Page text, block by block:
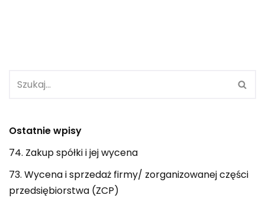
Ostatnie wpisy
74. Zakup spółki i jej wycena
73. Wycena i sprzedaż firmy/ zorganizowanej części
przedsiębiorstwa (ZCP)